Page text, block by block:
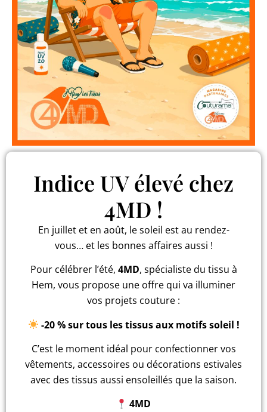
Indice UV élevé chez
4MD !
En juillet et en août, le soleil est au rendez-
vous… et les bonnes affaires aussi !
Pour célébrer l’été, 4MD, spécialiste du tissu à
Hem, vous propose une offre qui va illuminer
vos projets couture :
-20 % sur tous les tissus aux motifs soleil !
C’est le moment idéal pour confectionner vos
vêtements, accessoires ou décorations estivales
avec des tissus aussi ensoleillés que la saison.
4MD